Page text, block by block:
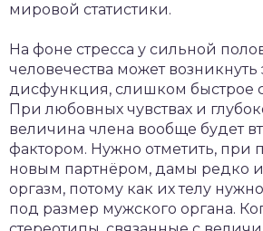
мировой статистики.
На фоне стресса у сильной
человечества может возникнуть
дисфункция, слишком быстрое
При любовных чувствах и
величина члена вообще будет
фактором. Нужно отметить, при
новым партнёром, дамы редко
оргазм, потому как их телу
под размер мужского органа.